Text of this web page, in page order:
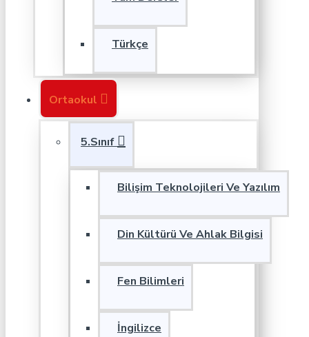
Türkçe
Ortaokul
5.Sınıf
Bilişim Teknolojileri Ve Yazılım
Din Kültürü Ve Ahlak Bilgisi
Fen Bilimleri
İngilizce